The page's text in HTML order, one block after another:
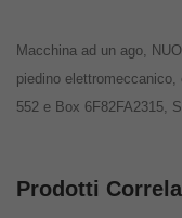
Macchina ad un ago,
piedino
552 e Box 6F82FA2315,
Prodotti